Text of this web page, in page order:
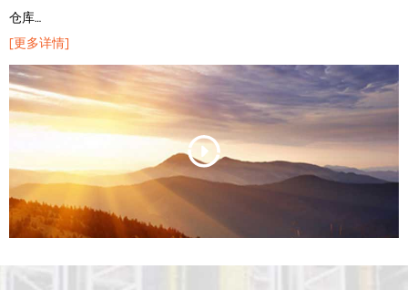
仓库…
[更多详情]